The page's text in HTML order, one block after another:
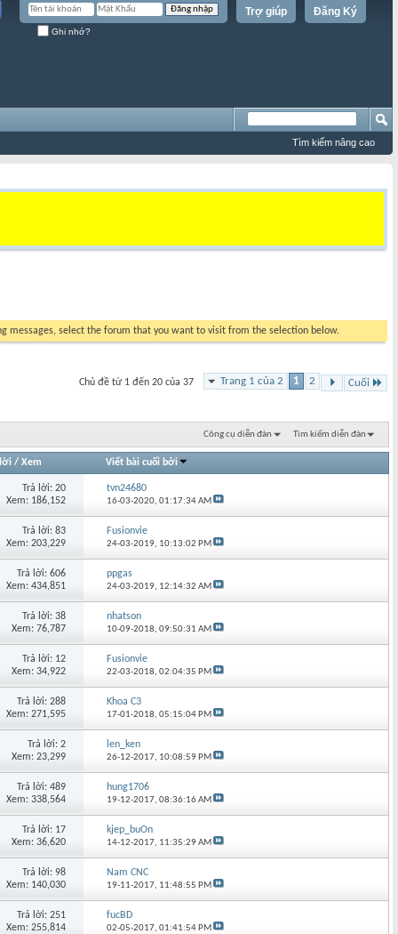
Đăng Ký
Trợ giúp
Ghi nhớ?
Tìm kiếm nâng cao
messages, select the forum that you want to visit from the selection below.
Trang 1 của 2 1 2 Cuối
Chủ đề từ 1 đến 20 của 37
Công cụ diễn đàn Tìm kiếm diễn đàn
/ Xem Viết bài cuối bởi
Trả lời: 20
Xem: 186,152
tvn24680
16-03-2020,01:17:34 AM
Trả lời: 83
Xem: 203,229
Fusionvie
24-03-2019, 10:13:02 PM
Trả lời: 606
Xem: 434,851
ppgas
24-03-2019, 12:14:32 AM
Trả lời: 38
Xem: 76,787
nhatson
10-09-2018,09:50:31 AM
Trả lời: 12
Xem: 34,922
Fusionvie
22-03-2018,02:04:35 PM
Trả lời: 288
Xem: 271,595
Khoa C3
17-01-2018,05:15:04 PM
Trả lời: 2
Xem: 23,299
len_ken
26-12-2017, 10:08:59 PM
Trả lời: 489
Xem: 338,564
hung1706
19-12-2017,08:36:16 AM
Trả lời: 17
Xem: 36,620
kjep_buOn
14-12-2017, 11:35:29 AM
Trả lời: 98
Xem: 140,030
Nam CNC
19-11-2017, 11:48:55 PM
Trả lời: 251
Xem: 255,814
fucBD
02-05-2017,01:41:54 PM